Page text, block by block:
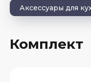
Аксессуары для
Комплект